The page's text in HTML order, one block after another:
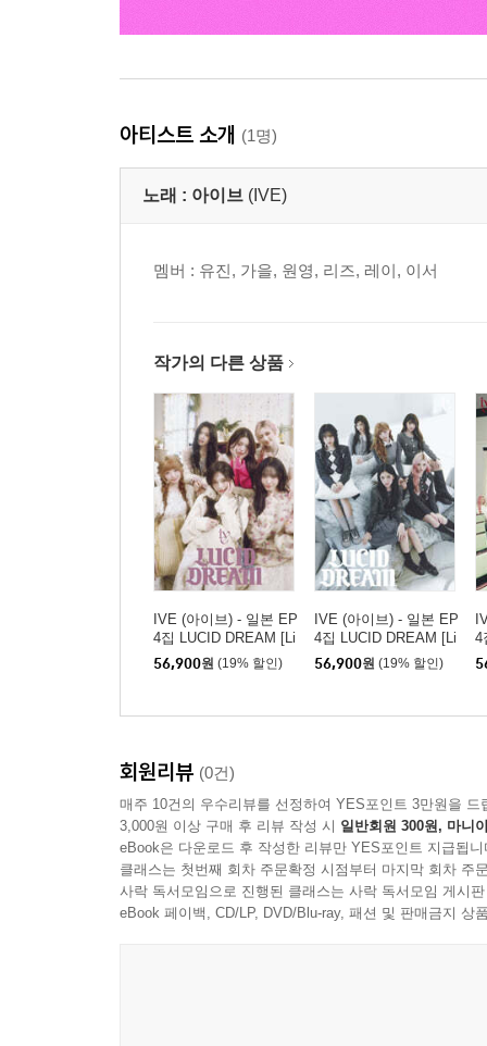
아티스트 소개 (1명)
노래 : 아이브 (IVE)
멤버 : 유진, 가을, 원영, 리즈, 레이, 이서
작가의 다른 상품
IVE (아이브) - 일본 EP
4집 LUCID DREAM [Li
mited Edition I / CD +
Blu-ray]
56,900원 (19% 할인)
IVE (아이브) - 일본 EP
4집 LUCID DREAM [Li
mited Edition V / CD +
PhotoBook]
56,900원 (19% 할인)
4
회원리뷰 (0건)
매주 10건의 우수리뷰를 선정하여 YES포인트 3만원을 드
3,000원 이상 구매 후 리뷰 작성 시 일반회원 300원, 마니
eBook은 다운로드 후 작성한 리뷰만 YES포인트 지급됩니
클래스는 첫번째 회차 주문확정 시점부터 마지막 회차 주
사락 독서모임으로 진행된 클래스는 사락 독서모임 게시
eBook 페이백, CD/LP, DVD/Blu-ray, 패션 및 판매금지 상